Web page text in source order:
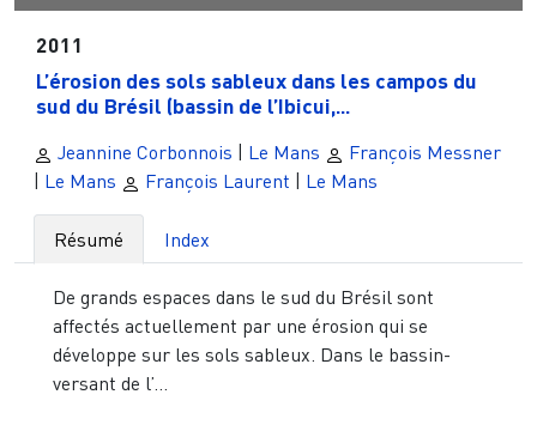
2011
L’érosion des sols sableux dans les campos du
sud du Brésil (bassin de l’Ibicui,...
Jeannine Corbonnois Le Mans
François Messner
Le Mans François Laurent Le Mans
Résumé Index
De grands espaces dans le sud du Brésil sont
affectés actuellement par une érosion qui se
développe sur les sols sableux. Dans le bassin-
versant de l’...